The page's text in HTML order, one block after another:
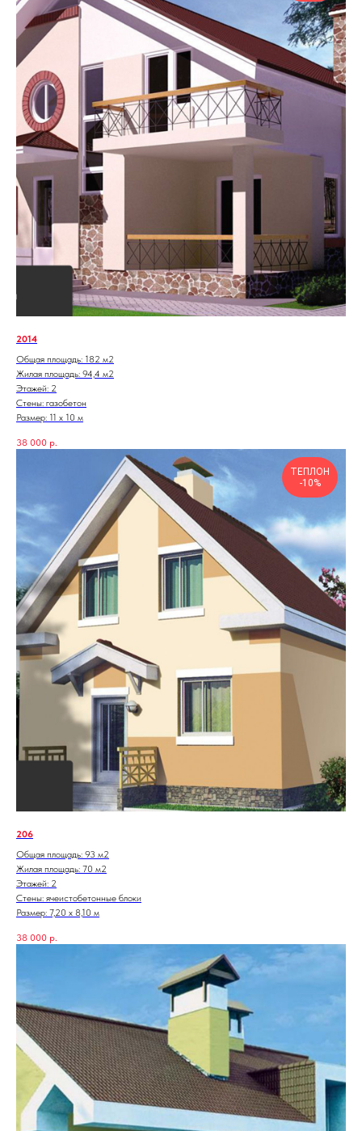
2014
Общая площадь: 182 м2
Жилая площадь: 94,4 м2
Этажей: 2
Стены: газобетон
Размер: 11 х 10 м
38 000 р.
ТЕПЛОН
-10%
206
Общая площадь: 93 м2
Жилая площадь: 70 м2
Этажей: 2
Стены: ячеистобетонные блоки
Размер: 7,20 х 8,10 м
38 000 р.